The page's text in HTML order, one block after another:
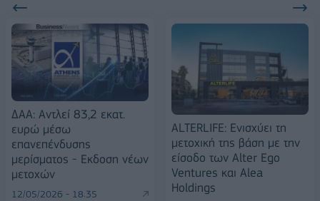
ΔΑΑ: Αντλεί 83,2 εκατ.
ευρώ μέσω
επανεπένδυσης
μερίσματος - Εκδοση νέων
μετοχών
12/05/2026 - 18:35
ALTERLIFE: Ενισχύει τη
μετοχική της βάση με την
είσοδο των Alter Ego
Ventures και Alea
Holdings